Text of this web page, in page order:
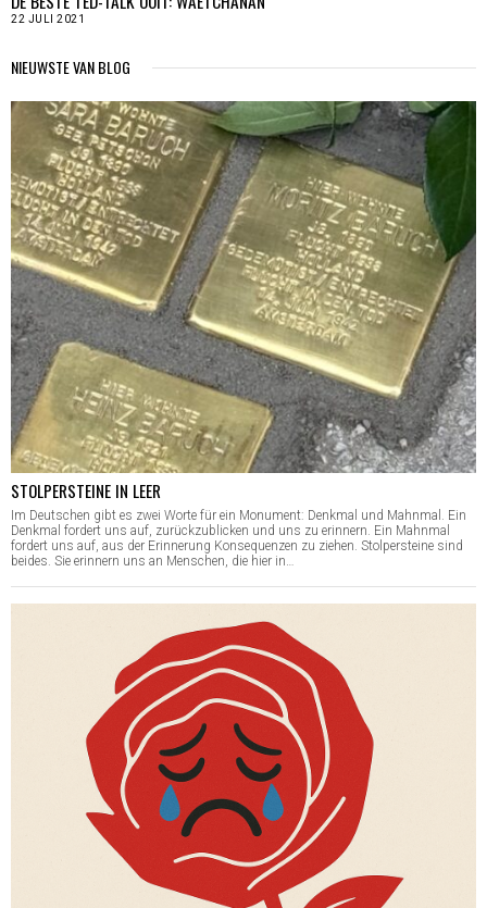
22 JULI 2021
NIEUWSTE VAN BLOG
STOLPERSTEINE IN LEER
Im Deutschen gibt es zwei Worte für ein Monument: Denkmal und Mahnmal. Ein
Denkmal fordert uns auf, zurückzublicken und uns zu erinnern. Ein Mahnmal
fordert uns auf, aus der Erinnerung Konsequenzen zu ziehen. Stolpersteine sind
beides. Sie erinnern uns an Menschen, die hier in…